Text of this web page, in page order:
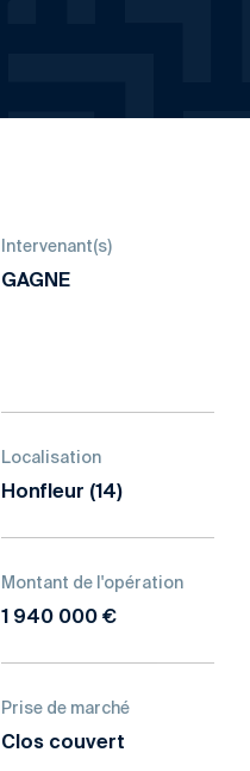
Intervenant(s)
GAGNE
Localisation
Honfleur (14)
Montant de l'opération
1 940 000 €
Prise de marché
Clos couvert